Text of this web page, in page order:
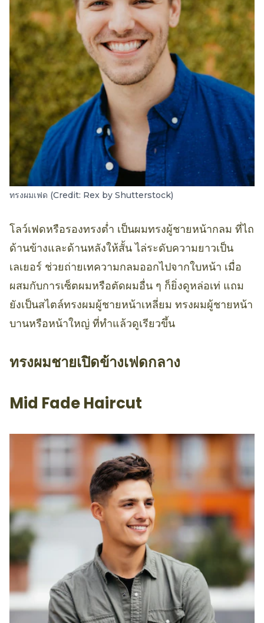
ทรงผมเฟด (Credit: Rex by Shutterstock)
โลว์เฟดหรือรองทรงต่ำ เป็นผมทรงผู้ชายหน้ากลม ที่ไถ
ด้านข้างและด้านหลังให้สั้น ไล่ระดับความยาวเป็น
เลเยอร์ ช่วยถ่ายเทความกลมออกไปจากใบหน้า เมื่อ
ผสมกับการเซ็ตผมหรือตัดผมอื่น ๆ ก็ยิ่งดูหล่อเท่ แถม
ยังเป็นสไตล์ทรงผมผู้ชายหน้าเหลี่ยม ทรงผมผู้ชายหน้า
บานหรือหน้าใหญ่ ที่ทำแล้วดูเรียวขึ้น
ทรงผมชายเปิดข้างเฟดกลาง
Mid Fade Haircut